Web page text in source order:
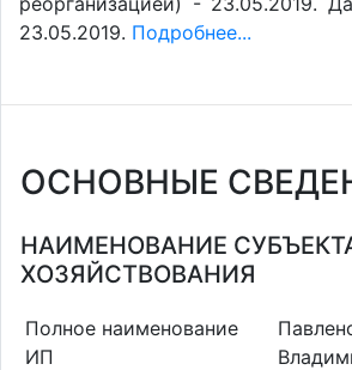
23.05.2019. Подробнее...
ОСНОВНЫЕ
НАИМЕНОВАНИЕ
ХОЗЯЙСТВОВАНИЯ
Полное наименование
ИП